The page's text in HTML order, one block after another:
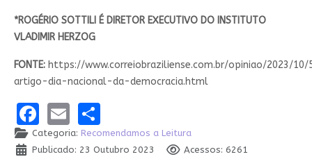
*ROGÉRIO SOTTILI É DIRETOR EXECUTIVO DO INSTITUTO
VLADIMIR HERZOG
FONTE: https://www.correiobraziliense.com.br/opiniao/2023/10/
artigo-dia-nacional-da-democracia.html
Facebook
EmailShare
Categoria: Recomendamos a Leitura
Publicado: 23 Outubro 2023
Acessos: 6261